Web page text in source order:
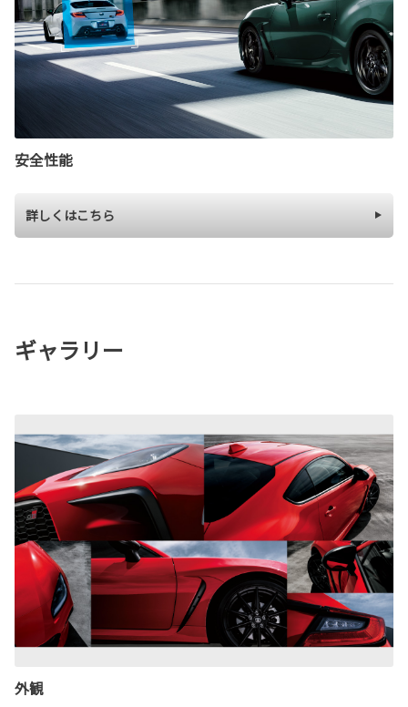
安全性能
詳しくはこちら
ギャラリー
外観